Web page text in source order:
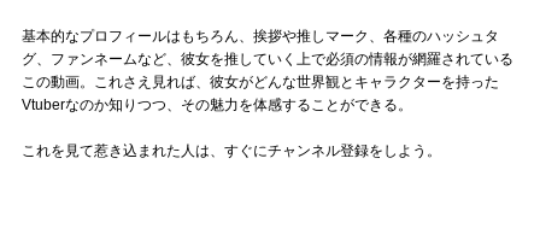
基本的なプロフィールはもちろん、挨拶や推しマーク、各種のハッシュタ
グ、ファンネームなど、彼女を推していく上で必須の情報が網羅されている
この動画。これさえ見れば、彼女がどんな世界観とキャラクターを持った
Vtuberなのか知りつつ、その魅力を体感することができる。
これを見て惹き込まれた人は、すぐにチャンネル登録をしよう。